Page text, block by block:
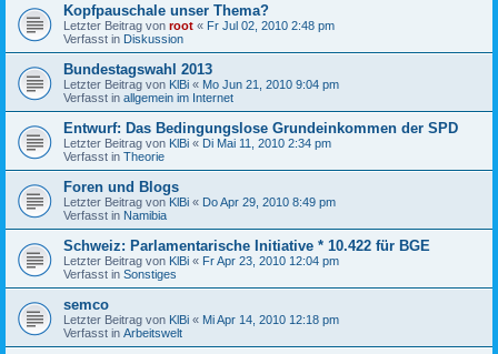
Kopfpauschale unser Thema?
Letzter Beitrag von root « Fr Jul 02, 2010 2:48 pm
Verfasst in Diskussion
Bundestagswahl 2013
Letzter Beitrag von KlBi « Mo Jun 21, 2010 9:04 pm
Verfasst in allgemein im Internet
Entwurf: Das Bedingungslose Grundeinkommen der SPD
Letzter Beitrag von KlBi « Di Mai 11, 2010 2:34 pm
Verfasst in Theorie
Foren und Blogs
Letzter Beitrag von KlBi « Do Apr 29, 2010 8:49 pm
Verfasst in Namibia
Schweiz: Parlamentarische Initiative * 10.422 für BGE
Letzter Beitrag von KlBi « Fr Apr 23, 2010 12:04 pm
Verfasst in Sonstiges
semco
Letzter Beitrag von KlBi « Mi Apr 14, 2010 12:18 pm
Verfasst in Arbeitswelt